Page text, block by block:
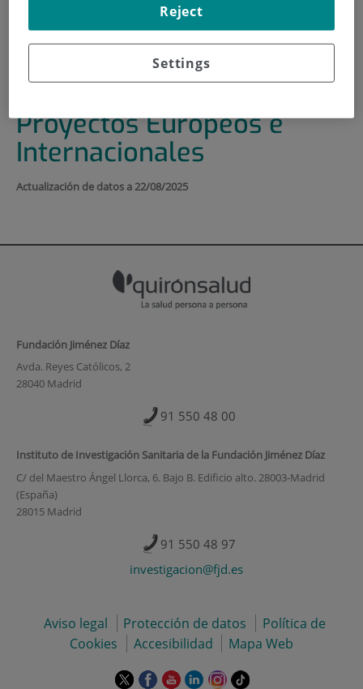
UNIDAD DE INTERNACIONALIZACIÓN
|AMELIE – ANCHORED MUSCLE CELLS FOR
|PROYECTOS EUROPEOS E INTERNACIONALES
Proyectos Europeos e
Internacionales
Actualización de datos a 22/08/2025
Fundación Jiménez Díaz
Avda. Reyes Católicos, 2
28040 Madrid
91 550 48 00
Instituto de Investigación Sanitaria de la Fundación Jiménez Díaz
C/ del Maestro Ángel Llorca, 6. Bajo B. Edificio alto. 28003-Madrid
(España)
28015 Madrid
91 550 48 97
investigacion@fjd.es
Aviso legal Protección de datos
Política de
Cookies
Accesibilidad Mapa Web
EsteEsteEsteEsteEsteEnlace
Settings
Reject